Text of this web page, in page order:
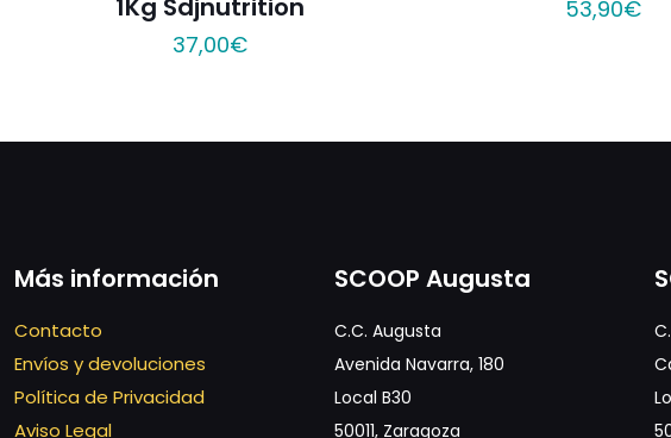
1Kg Sdjnutrition
37,00€
53,90€
Más información
Contacto
Envíos y devoluciones
Política de Privacidad
Aviso Legal
SCOOP Augusta
C.C. Augusta
Avenida Navarra, 180
Local B30
50011, Zaragoza